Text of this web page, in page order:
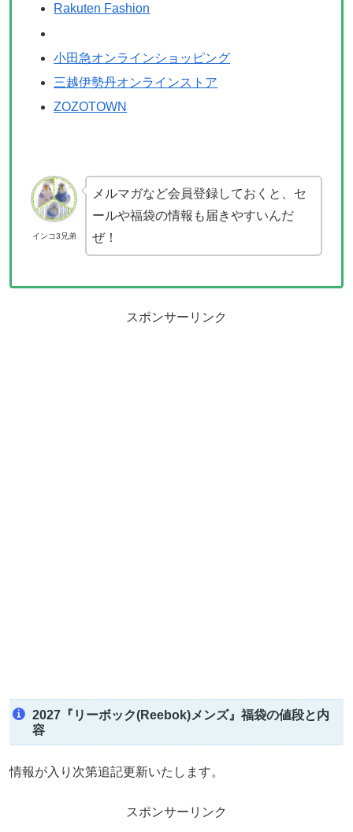
Rakuten Fashion
小田急オンラインショッピング
三越伊勢丹オンラインストア
ZOZOTOWN
インコ3兄弟
メルマガなど会員登録しておくと、セ
ールや福袋の情報も届きやすいんだ
ぜ！
スポンサーリンク
2027『リーボック(Reebok)メンズ』福袋の値段と内
容
情報が入り次第追記更新いたします。
スポンサーリンク